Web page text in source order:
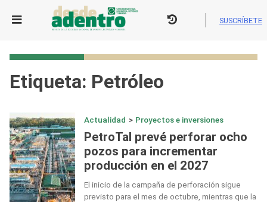
SUSCRÍBETE
Etiqueta: Petróleo
Actualidad > Proyectos e inversiones
PetroTal prevé perforar ocho
pozos para incrementar
producción en el 2027
El inicio de la campaña de perforación sigue
previsto para el mes de octubre, mientras que la